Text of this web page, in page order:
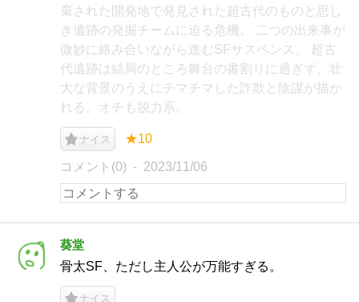
棄された開発地で発見された超古代のものと思し
き遺跡の発掘チームに迫る危機。 二つの出来事が
微妙に絡み合いながら進むSFサスペンス。 超古
代遺跡は結局のところ舞台の書割りに過ぎず、壮
大な背景のうえにチマチマした詐欺と陰謀が描か
れる。オチも脱力系。
ナイス ★10
コメント(0) 2023/11/06
葵堂
骨太SF、ただし主人公が万能すぎる。
ナイス